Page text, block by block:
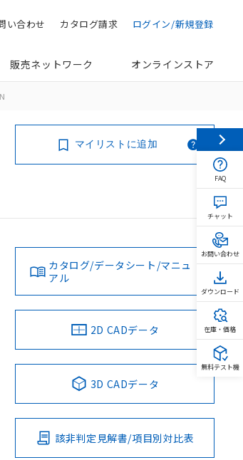
ログイン/新規登録
カタログ請求
い合わせ
販売ネットワーク オンラインストア
マイリストに追加
カタログ/データシート/マニュ
アル
2D CADデータ
3D CADデータ
該非判定見解書/項目別対比表
FAQ
チャット
お問い合わせ
ダウンロード
在庫・価格
無料テスト機